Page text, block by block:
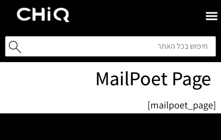
MailPoet Page
[mailpoet_page]